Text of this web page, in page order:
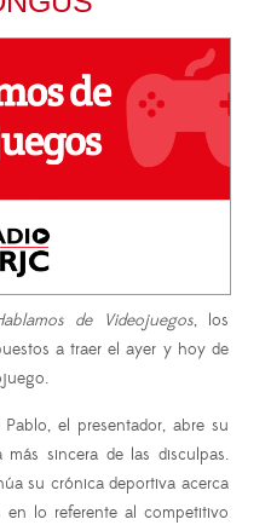
de Videojuegos, los
a traer el ayer y hoy de
el presentador, abre su
sincera de las disculpas.
su crónica deportiva acerca
lo referente al competitivo